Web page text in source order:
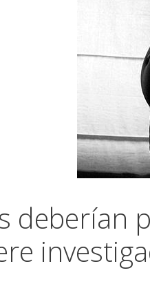
deberían